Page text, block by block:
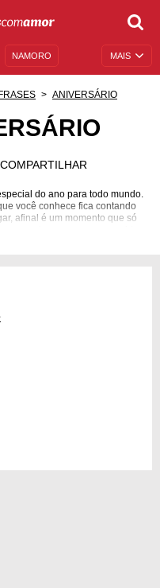
MAIS
NAMORO
DESCULPAS
ANIVERSÁRIO
COMPARTILHAR
do ano para todo mundo.
você conhece fica contando
afinal é um momento que só
sorrisos e pessoas queridas
e espalhe a mágica do